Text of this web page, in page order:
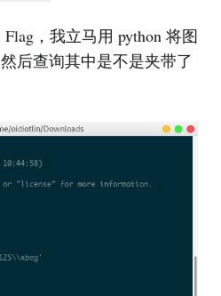
，我立马用 python 将图
后查询其中是不是夹带了